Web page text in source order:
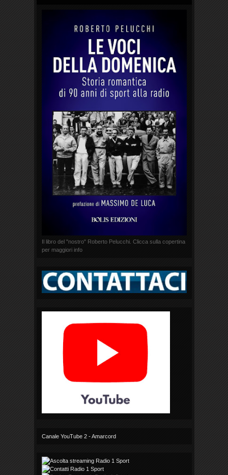
Il libro del "nostro" Roberto Pelucchi. Clicca sulla copertina
per maggiori info
Canale YouTube 2 - Amarcord